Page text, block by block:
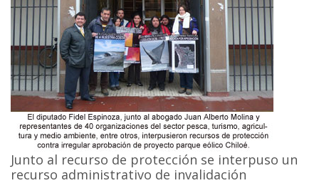
Junto al recurso de protección se interpuso un
recurso administrativo de invalidación